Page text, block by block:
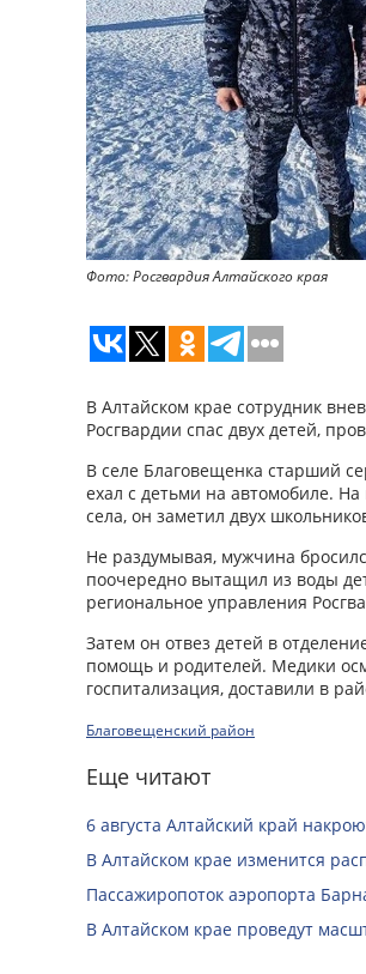
Фото: Росгвардия Алтайского края
В Алтайском крае сотрудник
Росгвардии спас двух детей,
В селе Благовещенка старший
ехал с детьми на автомобиле.
села, он заметил двух
Не раздумывая, мужчина
поочередно вытащил из воды
региональное управления
Затем он отвез детей в
помощь и родителей. Медики
госпитализация, доставили в
Благовещенский район
Еще читают
6 августа Алтайский край
В Алтайском крае изменится
Пассажиропоток аэропорта
В Алтайском крае проведут